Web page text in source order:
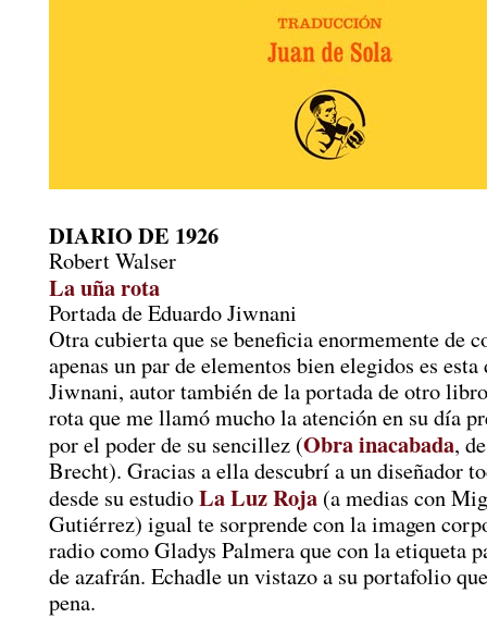
DIARIO DE 1926
Robert Walser
La uña rota
Portada de Eduardo Jiwnani
Otra cubierta que se beneficia enormemente de
apenas un par de elementos bien elegidos es esta
Jiwnani, autor también de la portada de otro
rota que me llamó mucho la atención en su día
por el poder de su sencillez (Obra inacabada,
Brecht). Gracias a ella descubrí a un diseñador
desde su estudioLa Luz Roja (a medias con
Gutiérrez) igual te sorprende con la imagen
radio como Gladys Palmera que con la etiqueta
de azafrán. Echadle un vistazo a su portafolio
pena.